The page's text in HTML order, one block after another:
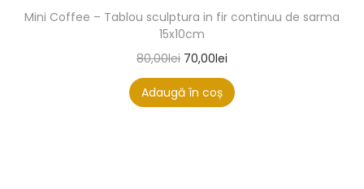
Mini Coffee – Tablou sculptura in fir continuu de sarma
15x10cm
80,00lei 70,00lei
Adaugă în coș